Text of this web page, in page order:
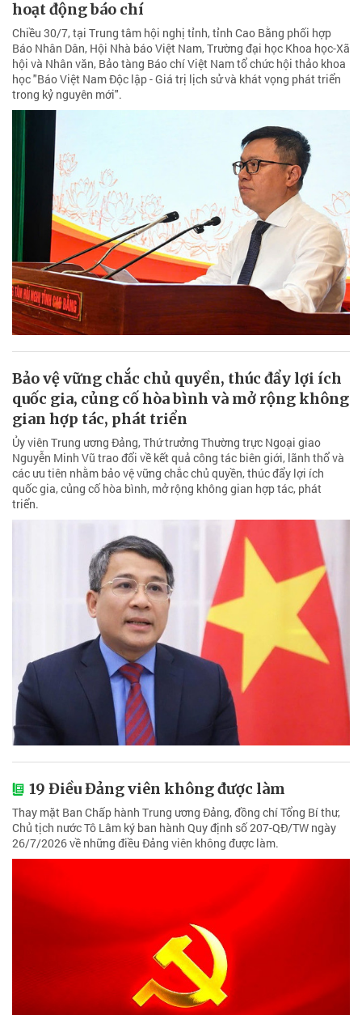
hoạt động báo chí
Chiều 30/7, tại Trung tâm hội nghị tỉnh, tỉnh Cao Bằng phối hợp
Báo Nhân Dân, Hội Nhà báo Việt Nam, Trường đại học Khoa học-Xã
hội và Nhân văn, Bảo tàng Báo chí Việt Nam tổ chức hội thảo khoa
học "Báo Việt Nam Độc lập - Giá trị lịch sử và khát vọng phát triển
trong kỷ nguyên mới".
Bảo vệ vững chắc chủ quyền, thúc đẩy lợi ích
quốc gia, củng cố hòa bình và mở rộng không
gian hợp tác, phát triển
Ủy viên Trung ương Đảng, Thứ trưởng Thường trực Ngoại giao
Nguyễn Minh Vũ trao đổi về kết quả công tác biên giới, lãnh thổ và
các ưu tiên nhằm bảo vệ vững chắc chủ quyền, thúc đẩy lợi ích
quốc gia, củng cố hòa bình, mở rộng không gian hợp tác, phát
triển.
19 Điều Đảng viên không được làm
Thay mặt Ban Chấp hành Trung ương Đảng, đồng chí Tổng Bí thư,
Chủ tịch nước Tô Lâm ký ban hành Quy định số 207-QĐ/TW ngày
26/7/2026 về những điều Đảng viên không được làm.